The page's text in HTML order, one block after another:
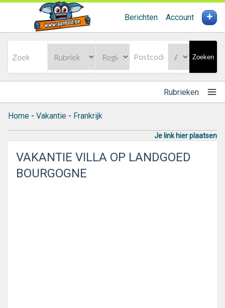
Berichten Account +
Zoeken
Rubrieken
Home - Vakantie - Frankrijk
Je link hier plaatsen
VAKANTIE VILLA OP LANDGOED
BOURGOGNE